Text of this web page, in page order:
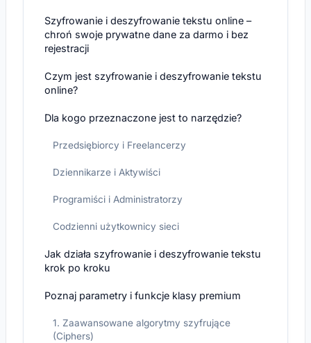
Szyfrowanie i deszyfrowanie tekstu online –
chroń swoje prywatne dane za darmo i bez
rejestracji
Czym jest szyfrowanie i deszyfrowanie tekstu
online?
Dla kogo przeznaczone jest to narzędzie?
Przedsiębiorcy i Freelancerzy
Dziennikarze i Aktywiści
Programiści i Administratorzy
Codzienni użytkownicy sieci
Jak działa szyfrowanie i deszyfrowanie tekstu
krok po kroku
Poznaj parametry i funkcje klasy premium
1. Zaawansowane algorytmy szyfrujące
(Ciphers)